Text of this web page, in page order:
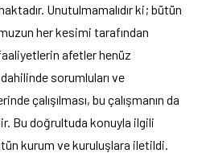
Unutulmamalıdır ki; bütün
her kesimi tarafından
afetler henüz
sorumluları ve
çalışılması, bu çalışmanın da
Bu doğrultuda konuyla ilgili
kurum ve kuruluşlara iletildi.